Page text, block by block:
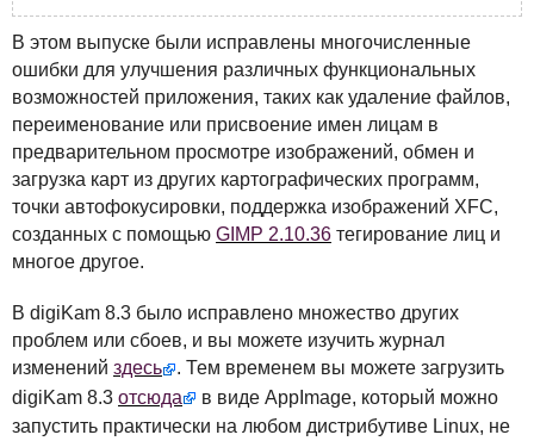
В этом выпуске были исправлены многочисленные
ошибки для улучшения различных функциональных
возможностей приложения, таких как удаление файлов,
переименование или присвоение имен лицам в
предварительном просмотре изображений, обмен и
загрузка карт из других картографических программ,
точки автофокусировки, поддержка изображений XFC,
созданных с помощью GIMP 2.10.36 тегирование лиц и
многое другое.
В digiKam 8.3 было исправлено множество других
проблем или сбоев, и вы можете изучить журнал
изменений здесь
. Тем временем вы можете загрузить
digiKam 8.3 отсюда
в виде AppImage, который можно
запустить практически на любом дистрибутиве Linux, не